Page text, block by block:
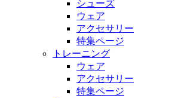
シューズ
ウェア
アクセサリー
特集ページ
トレーニング
ウェア
アクセサリー
特集ページ